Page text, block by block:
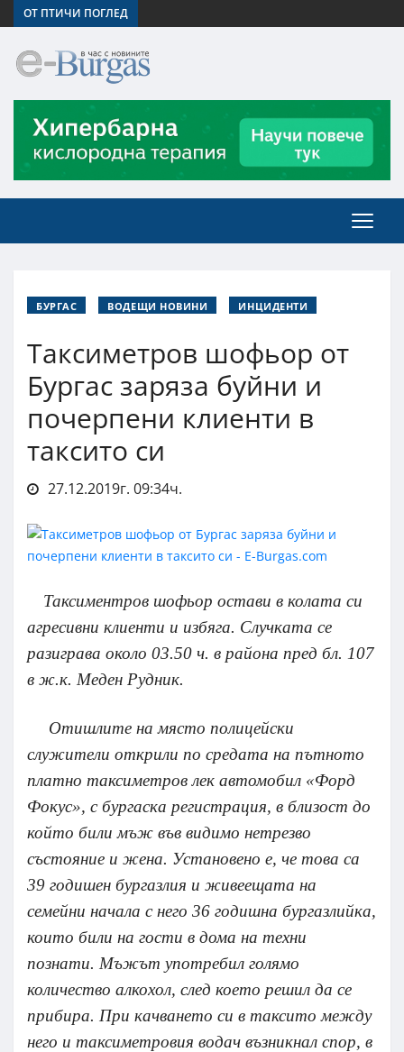
ОТ ПТИЧИ ПОГЛЕД
БУРГАС ВОДЕЩИ НОВИНИ ИНЦИДЕНТИ
Таксиметров шофьор от
Бургас заряза буйни и
почерпени клиенти в
таксито си
27.12.2019г. 09:34ч.
Таксиментров шофьор остави в колата си
агресивни клиенти и избяга. Случката се
разиграва около 03.50 ч. в района пред бл. 107
в ж.к. Меден Рудник.
Отишлите на място полицейски
служители открили по средата на пътното
платно таксиметров лек автомобил «Форд
Фокус», с бургаска регистрация, в близост до
който били мъж във видимо нетрезво
състояние и жена. Установено е, че това са
39 годишен бургазлия и живеещата на
семейни начала с него 36 годишна бургазлийка,
които били на гости в дома на техни
познати. Мъжът употребил голямо
количество алкохол, след което решил да се
прибира. При качването си в таксито между
него и таксиметровия водач възникнал спор, в